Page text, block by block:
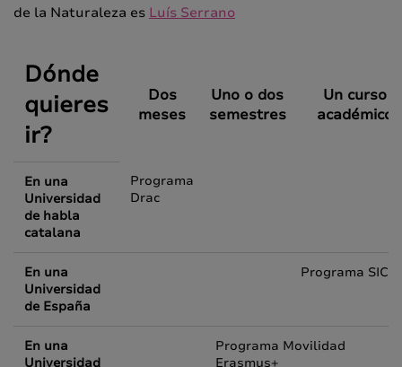
de la Naturaleza es Luís Serrano
Dónde
quieres
ir?
Dos
meses
Uno o dos
semestres
Un curso
académico
En una
Universidad
de habla
catalana
Programa
Drac
En una
Universidad
de España
Programa
En una
Universidad
Programa Movilidad
Erasmus+